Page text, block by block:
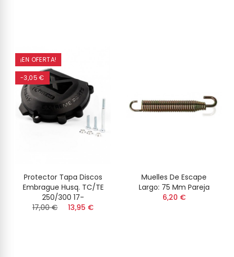
¡EN OFERTA!
-3,05 €
Protector Tapa Discos
Embrague Husq. TC/TE
250/300 17-
17,00 €
13,95 €
Muelles De Escape
Largo: 75 Mm Pareja
6,20 €